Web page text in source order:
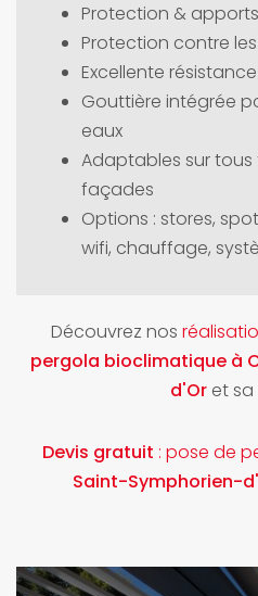
Protection &
Protection contre
Excellente
Gouttière intégrée
eaux
Adaptables sur
façades
Options : stores,
wifi, chauffage,
Découvrez nos
pergola bioclimatique à
d'Or et sa
Devis gratuit : pose de
Saint-Symphorien-